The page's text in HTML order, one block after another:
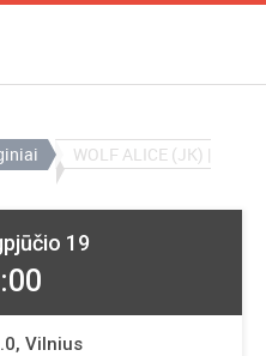
WOLF ALICE (JK) |
19
Vilnius